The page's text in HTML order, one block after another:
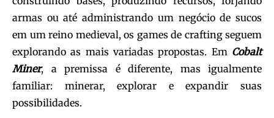
armas ou até administrando um negócio de sucos
em um reino medieval, os games de crafting seguem
explorando as mais variadas propostas. Em Cobalt
Miner, a premissa é diferente, mas igualmente
familiar: minerar, explorar e expandir suas
possibilidades.